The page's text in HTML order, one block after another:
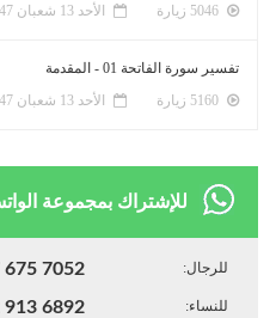
الأحد 13 شعبان 1447ﻫ 1-2-2026م
تفسير سورة الفاتحة 01 - المقدمة
الأحد 13 شعبان 1447ﻫ 1-2-2026م
للإشتراك بمجموعة
للرجال: 675 7052
للنساء: 913 6892